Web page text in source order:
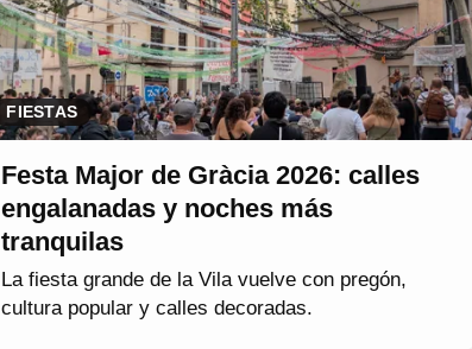
FIESTAS
Festa Major de Gràcia 2026: calles
engalanadas y noches más
tranquilas
La fiesta grande de la Vila vuelve con pregón,
cultura popular y calles decoradas.